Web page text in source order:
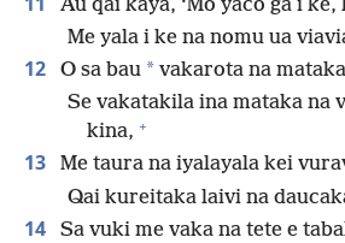
Au qai kaya, ‘Mo yaco ga i
Me yala i ke na nomu ua
12 O sa bau * vakarota na mataka
Se vakatakila ina mataka na
kina, +
13
Me taura na iyalayala kei
Qai kureitaka laivi na
14
Sa vuki me vaka na tete e